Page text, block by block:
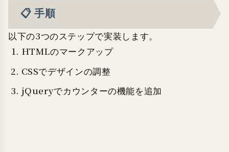
📋 手順
以下の3つのステップで実装します。
HTMLのマークアップ
CSSでデザインの調整
jQueryでカウンターの機能を追加